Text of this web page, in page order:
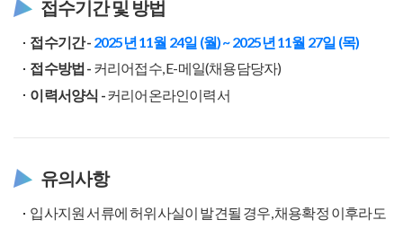
접수기간 및 방법
접수기간 - 2025년 11월 24일 (월) ~ 2025년 11월 27일 (목)
접수방법 - 커리어접수, E-메일(채용담당자)
이력서양식 -커리어온라인이력서
유의사항
입사지원 서류에 허위사실이 발견될 경우, 채용확정 이후라도